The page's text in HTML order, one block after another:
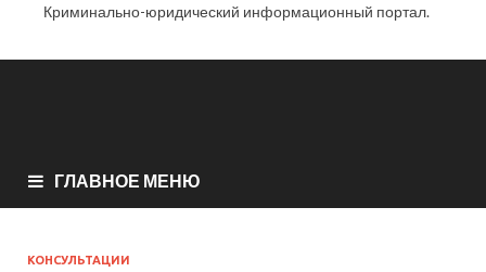
Криминально-юридический информационный портал.
ГЛАВНОЕ МЕНЮ
КОНСУЛЬТАЦИИ